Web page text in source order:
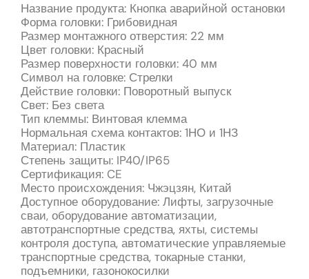
Название продукта: Кнопка аварийной остановки
Форма головки: Грибовидная
Размер монтажного отверстия: 22 мм
Цвет головки: Красный
Размер поверхности головки: 40 мм
Символ на головке: Стрелки
Действие головки: Поворотный выпуск
Свет: Без света
Тип клеммы: Винтовая клемма
Нормальная схема контактов: 1НО и 1НЗ
Материал: Пластик
Степень защиты: IP40/IP65
Сертификация: CE
Место происхождения: Чжэцзян, Китай
Доступное оборудование: Лифты, загрузочные
сваи, оборудование автоматизации,
автотранспортные средства, яхты, системы
контроля доступа, автоматические управляемые
транспортные средства, токарные станки,
подъемники, газонокосилки